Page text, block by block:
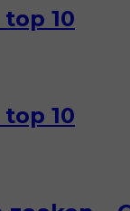
10
10